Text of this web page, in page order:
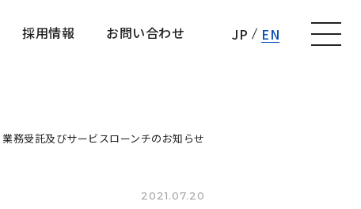
採用情報
お問い合わせ
JP EN
務受託及びサービスローンチのお知らせ
2021.07.20